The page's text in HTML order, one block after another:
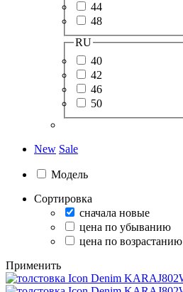
44
48
RU
40
42
46
50
New Sale
Модель
Сортировка
сначала новые
цена по убыванию
цена по возрастанию
Применить